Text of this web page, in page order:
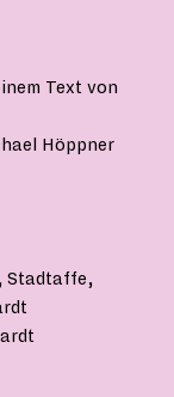
Text von
Höppner
Stadtaffe,